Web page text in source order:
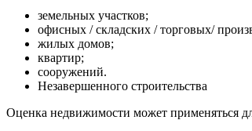
земельных участков;
офисных / складских / торговых/
жилых домов;
квартир;
сооружений.
Незавершенного строительства
Оценка недвижимости может применяться